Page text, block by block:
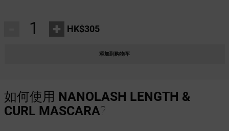
+ HK$305
添加到购物车
如何使用 NANOLASH LENGTH &
CURL MASCARA?